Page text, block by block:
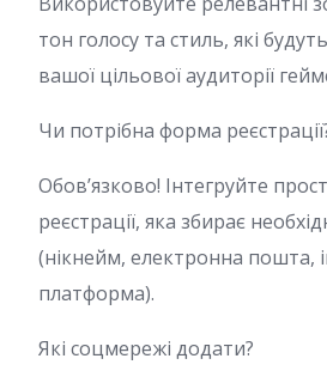
тон голосу та стиль, які
вашої цільової аудиторії
Чи потрібна форма
Обов’язково! Інтегруйте
реєстрації, яка збирає
(нікнейм, електронна пошта,
платформа).
Які соцмережі додати?